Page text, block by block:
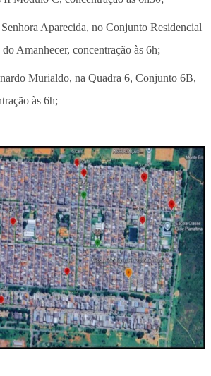
Aparecida, no Conjunto Residencial
Amanhecer, concentração às 6h;
Murialdo, na Quadra 6, Conjunto 6B,
às 6h;